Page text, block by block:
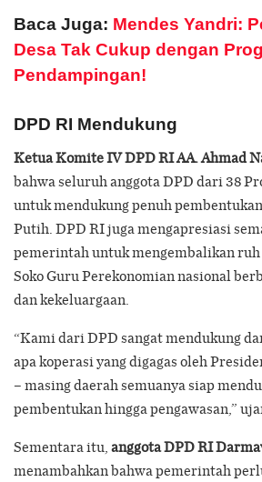
Baca Juga: Mendes Yandri:
Desa Tak Cukup dengan
Pendampingan!
DPD RI Mendukung
Ketua Komite IV DPD RI AA. Ahmad
bahwa seluruh anggota DPD dari 38
untuk mendukung penuh
Putih. DPD RI juga mengapresiasi
pemerintah untuk mengembalikan ruh
Soko Guru Perekonomian nasional
dan kekeluargaan.
“Kami dari DPD sangat mendukung
apa koperasi yang digagas oleh
– masing daerah semuanya siap
pembentukan hingga pengawasan,”
Sementara itu,anggota DPD RI
menambahkan bahwa pemerintah